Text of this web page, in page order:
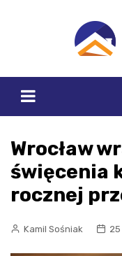
Wrocław
święcenia
rocznej
Kamil Sośniak